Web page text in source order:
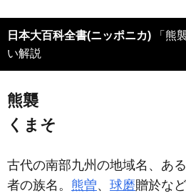
日本大百科全書(ニッポニカ)
い解説
熊襲
くまそ
古代の南部九州の地域名、あ
者の族名。 熊曽、 球磨贈於な